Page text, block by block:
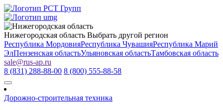
Нижегородская область Выбрать другой регион
Республика МордовияРеспублика ЧувашияРеспублика Марий
ЭлПензенская областьУльяновская областьТамбовская область
sale@rus-ap.ru
8 (831) 288-88-00 8 (800) 555-88-58
Дорожно-строительная техника